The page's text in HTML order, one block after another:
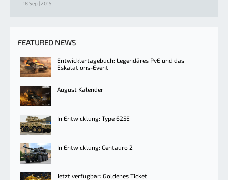
18 Sep | 2015
FEATURED NEWS
Entwicklertagebuch: Legendäres PvE und das
Eskalations-Event
August Kalender
In Entwicklung: Type 625E
In Entwicklung: Centauro 2
Jetzt verfügbar: Goldenes Ticket